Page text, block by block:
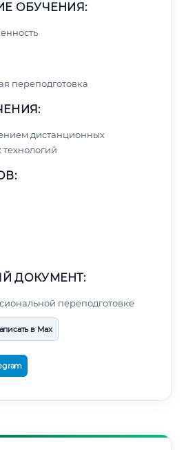
ОБУЧЕНИЯ:
переподготовка
дистанционных
ДОКУМЕНТ:
переподготовке
в Max